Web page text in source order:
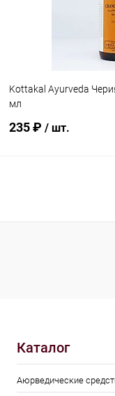
Kottakal Ayurveda
мл
235 ₽ / шт.
Купить в 1 клик
Каталог
Аюрведические